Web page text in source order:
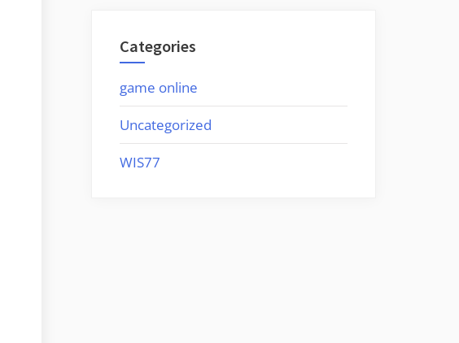
Categories
game online
Uncategorized
WIS77